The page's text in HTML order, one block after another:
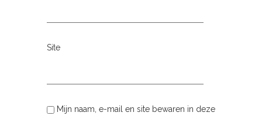
Site
Mijn naam, e-mail en site bewaren in deze